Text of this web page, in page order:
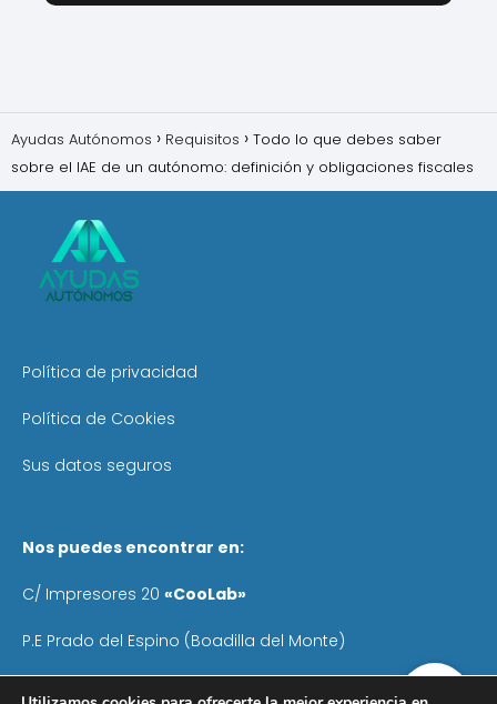
Ayudas Autónomos Requisitos
Todo lo que debes saber
sobre el IAE de un autónomo: definición y obligaciones fiscales
Política de privacidad
Política de Cookies
Sus datos seguros
Nos puedes encontrar en:
C/ Impresores 20 «CooLab»
P.E Prado del Espino (Boadilla del Monte)